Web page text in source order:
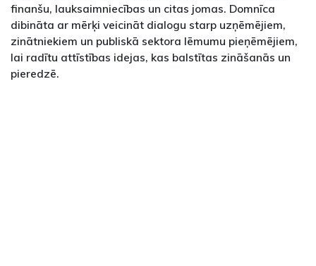
finanšu, lauksaimniecības un citas jomas. Domnīca
dibināta ar mērķi veicināt dialogu starp uzņēmējiem,
zinātniekiem un publiskā sektora lēmumu pieņēmējiem,
lai radītu attīstības idejas, kas balstītas zināšanās un
pieredzē.